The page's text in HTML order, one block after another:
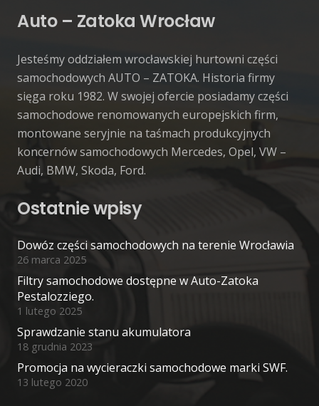
Auto – Zatoka Wrocław
Jesteśmy oddziałem wrocławskiej hurtowni części
samochodowych AUTO – ZATOKA. Historia firmy
sięga roku 1982. W swojej ofercie posiadamy części
samochodowe renomowanych europejskich firm,
montowane seryjnie na taśmach produkcyjnych
koncernów samochodowych Mercedes, Opel, VW –
Audi, BMW, Skoda, Ford.
Ostatnie wpisy
Dowóz części samochodowych na terenie Wrocławia
26 marca 2025
Filtry samochodowe dostępne w Auto-Zatoka
Pestalozziego.
1 lutego 2025
Sprawdzanie stanu akumulatora
18 grudnia 2023
Promocja na wycieraczki samochodowe marki SWF.
13 lutego 2020